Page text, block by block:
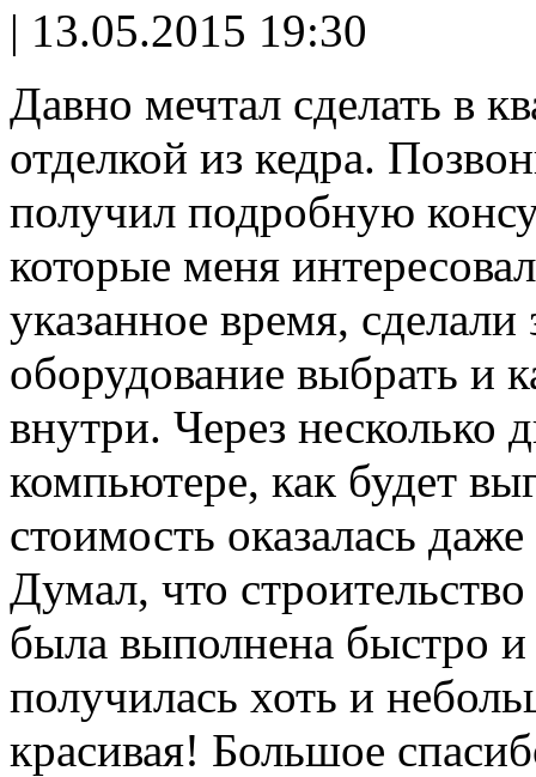
| 13.05.2015 19:30
Давно мечтал сделать в
отделкой из кедра.
получил подробную
которые меня
указанное время,
оборудование выбрать и
внутри. Через несколько
компьютере, как будет
стоимость оказалась
Думал, что строительство
была выполнена быстро и
получилась хоть и
красивая! Большое